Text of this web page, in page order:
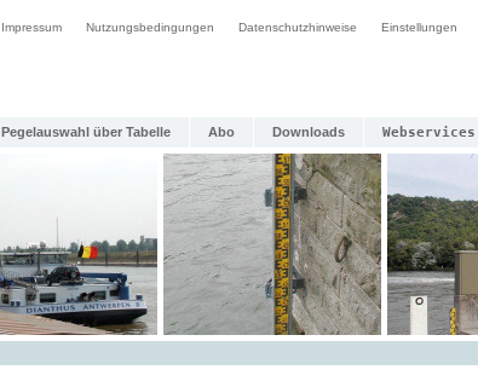
Impressum Nutzungsbedingungen Datenschutzhinweise Einstellungen
Pegelauswahl über Tabelle Abo Downloads Webservices